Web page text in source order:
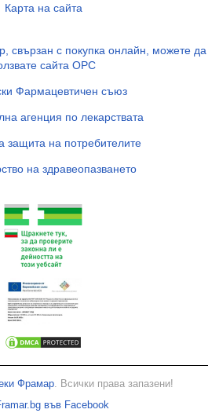
Карта на сайта
свързан с покупка онлайн, можете да
сайта ОРС
Фармацевтичен съюз
агенция по лекарствата
защита на потребителите
на здравеопазването
Фрамар. Всички права запазени!
във Facebook